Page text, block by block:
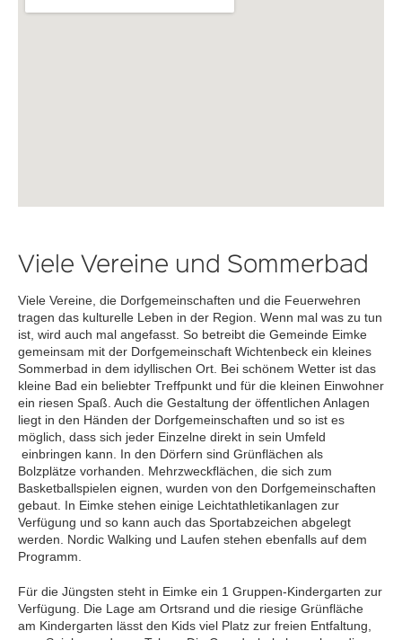
Viele Vereine und Sommerbad
Viele Vereine, die Dorfgemeinschaften und die Feuerwehren
tragen das kulturelle Leben in der Region. Wenn mal was zu tun
ist, wird auch mal angefasst. So betreibt die Gemeinde Eimke
gemeinsam mit der Dorfgemeinschaft Wichtenbeck ein kleines
Sommerbad in dem idyllischen Ort. Bei schönem Wetter ist das
kleine Bad ein beliebter Treffpunkt und für die kleinen Einwohner
ein riesen Spaß. Auch die Gestaltung der öffentlichen Anlagen
liegt in den Händen der Dorfgemeinschaften und so ist es
möglich, dass sich jeder Einzelne direkt in sein Umfeld
einbringen kann. In den Dörfern sind Grünflächen als
Bolzplätze vorhanden. Mehrzweckflächen, die sich zum
Basketballspielen eignen, wurden von den Dorfgemeinschaften
gebaut. In Eimke stehen einige Leichtathletikanlagen zur
Verfügung und so kann auch das Sportabzeichen abgelegt
werden. Nordic Walking und Laufen stehen ebenfalls auf dem
Programm.
Für die Jüngsten steht in Eimke ein 1 Gruppen-Kindergarten zur
Verfügung. Die Lage am Ortsrand und die riesige Grünfläche
am Kindergarten lässt den Kids viel Platz zur freien Entfaltung,